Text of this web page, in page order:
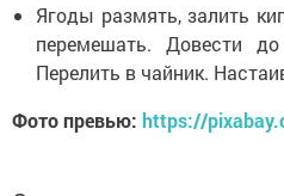
Ягоды размять, залить
перемешать. Довести
Перелить в чайник.
Фото превью: https://